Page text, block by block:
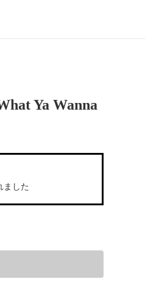
Ya Wanna
ました